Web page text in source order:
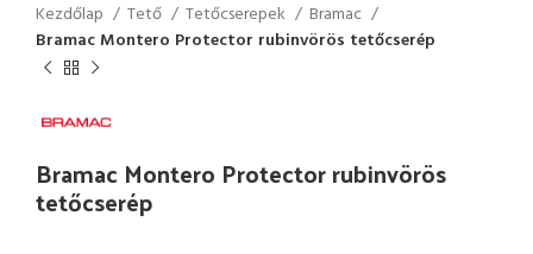
Kezdőlap Tető Tetőcserepek
Bramac
Bramac Montero Protector rubinvörös tetőcserép
Bramac Montero Protector rubinvörös
tetőcserép